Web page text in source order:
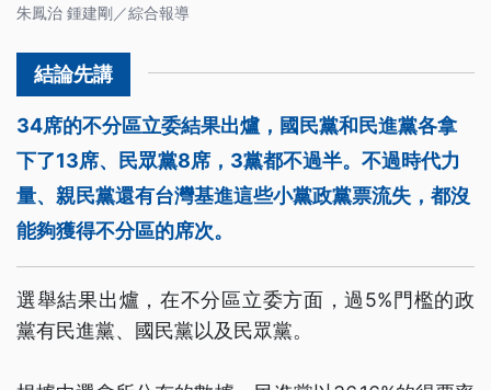
朱鳳治 鍾建剛／綜合報導
34席的不分區立委結果出爐，國民黨和民進黨各拿
下了13席、民眾黨8席，3黨都不過半。不過時代力
量、親民黨還有台灣基進這些小黨政黨票流失，都沒
能夠獲得不分區的席次。
選舉結果出爐，在不分區立委方面，過5%門檻的政
黨有民進黨、國民黨以及民眾黨。